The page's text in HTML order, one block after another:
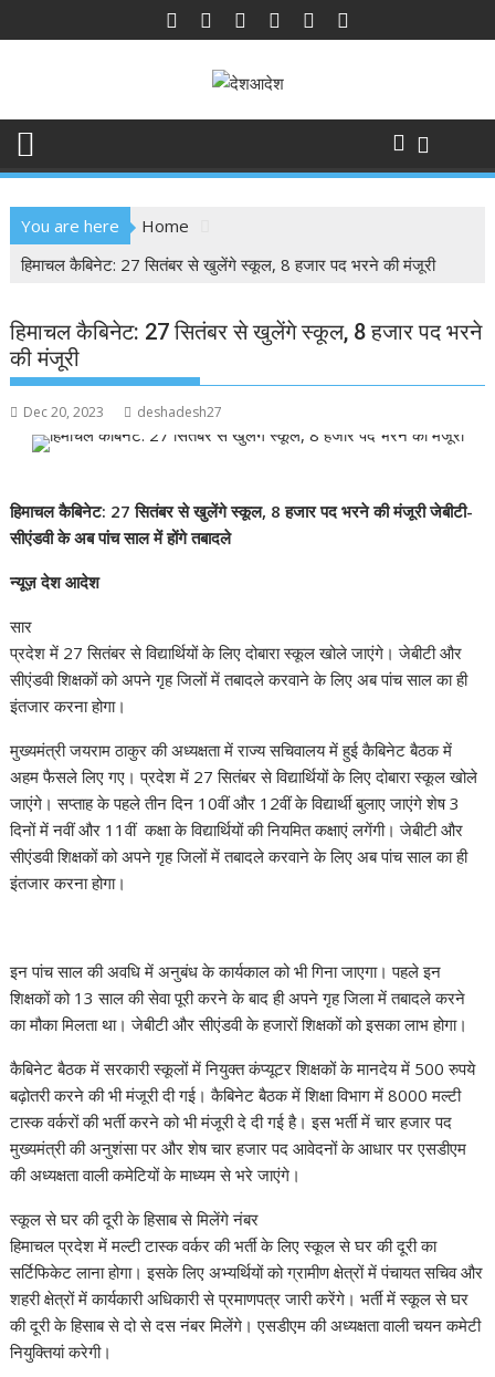
to
You are here
Home
हिमाचल कैबिनेट: 27 सितंबर से खुलेंगे स्कूल, 8 हजार पद भरने की मंजूरी
हिमाचल कैबिनेट: 27 सितंबर से खुलेंगे स्कूल, 8 हजार पद भरने
की मंजूरी
Dec 20, 2023 deshadesh27
हिमाचल कैबिनेट: 27 सितंबर से खुलेंगे स्कूल, 8 हजार पद भरने की मंजूरीजेबीटी-
सीएंडवी के अब पांच साल में होंगे तबादले
न्यूज़ देश आदेश
सार
प्रदेश में 27 सितंबर से विद्यार्थियों के लिए दोबारा स्कूल खोले जाएंगे। जेबीटी और
सीएंडवी शिक्षकों को अपने गृह जिलों में तबादले करवाने के लिए अब पांच साल का ही
इंतजार करना होगा।
मुख्यमंत्री जयराम ठाकुर की अध्यक्षता में राज्य सचिवालय में हुई कैबिनेट बैठक में
अहम फैसले लिए गए। प्रदेश में 27 सितंबर से विद्यार्थियों के लिए दोबारा स्कूल खोले
जाएंगे। सप्ताह के पहले तीन दिन 10वीं और 12वीं के विद्यार्थी बुलाए जाएंगे शेष 3
दिनों में नवीं और 11वीं कक्षा के विद्यार्थियों की नियमित कक्षाएं लगेंगी। जेबीटी और
सीएंडवी शिक्षकों को अपने गृह जिलों में तबादले करवाने के लिए अब पांच साल का ही
इंतजार करना होगा।
इन पांच साल की अवधि में अनुबंध के कार्यकाल को भी गिना जाएगा। पहले इन
शिक्षकों को 13 साल की सेवा पूरी करने के बाद ही अपने गृह जिला में तबादले करने
का मौका मिलता था। जेबीटी और सीएंडवी के हजारों शिक्षकों को इसका लाभ होगा।
कैबिनेट बैठक में सरकारी स्कूलों में नियुक्त कंप्यूटर शिक्षकों के मानदेय में 500 रुपये
बढ़ोतरी करने की भी मंजूरी दी गई। कैबिनेट बैठक में शिक्षा विभाग में 8000 मल्टी
टास्क वर्करों की भर्ती करने को भी मंजूरी दे दी गई है। इस भर्ती में चार हजार पद
मुख्यमंत्री की अनुशंसा पर और शेष चार हजार पद आवेदनों के आधार पर एसडीएम
की अध्यक्षता वाली कमेटियों के माध्यम से भरे जाएंगे।
स्कूल से घर की दूरी के हिसाब से मिलेंगे नंबर
हिमाचल प्रदेश में मल्टी टास्क वर्कर की भर्ती के लिए स्कूल से घर की दूरी का
सर्टिफिकेट लाना होगा। इसके लिए अभ्यर्थियों को ग्रामीण क्षेत्रों में पंचायत सचिव और
शहरी क्षेत्रों में कार्यकारी अधिकारी से प्रमाणपत्र जारी करेंगे। भर्ती में स्कूल से घर
की दूरी के हिसाब से दो से दस नंबर मिलेंगे। एसडीएम की अध्यक्षता वाली चयन कमेटी
नियुक्तियां करेगी।